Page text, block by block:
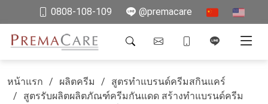
0808-108-109 @premacare
หน้าแรก ผลิตครีม
สูตรทำแบรนด์ครีมสกินแคร์
สูตรรับผลิตผลิตภัณฑ์ครีมกันแดด สร้างทำแบรนด์ครีม